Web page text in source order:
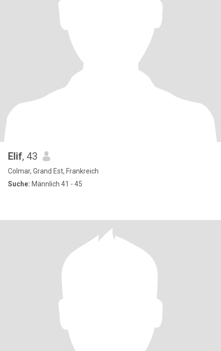
Elif, 43
Colmar, Grand Est, Frankreich
Suche: Männlich 41 - 45